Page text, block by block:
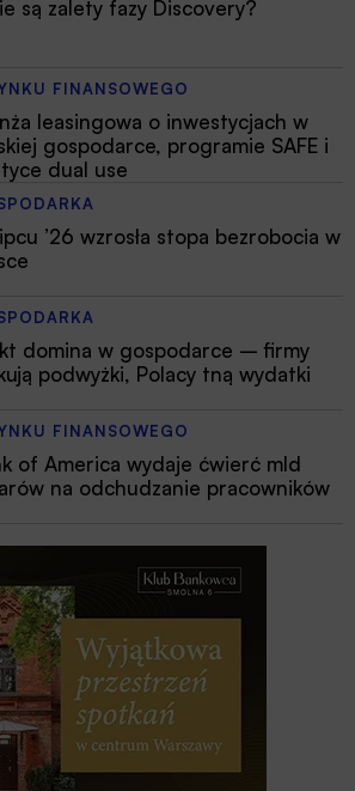
są zalety fazy Discovery?
FINANSOWEGO
leasingowa o inwestycjach w
gospodarce, programie SAFE i
dual use
’26 wzrosła stopa bezrobocia w
domina w gospodarce – firmy
podwyżki, Polacy tną wydatki
FINANSOWEGO
of America wydaje ćwierć mld
na odchudzanie pracowników